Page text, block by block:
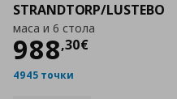
STRANDTORP/LUSTEBO
маса и 6 стола
988,30€
Цена988,30 €
4945 точки